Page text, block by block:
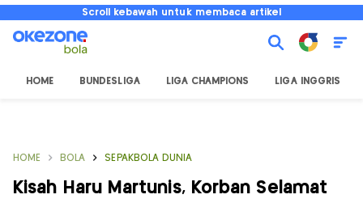
Scroll kebawah untuk membaca artikel
HOME BUNDESLIGA LIGA CHAMPIONS LIGA INGGRIS
HOME BOLA SEPAKBOLA DUNIA
Kisah Haru Martunis, Korban Selamat